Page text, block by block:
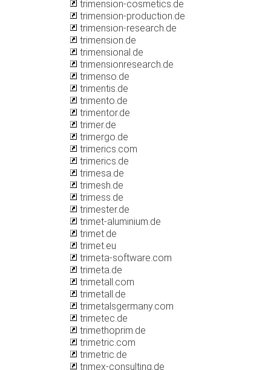
trimension-cosmetics.de
trimension-production.de
trimension-research.de
trimension.de
trimensional.de
trimensionresearch.de
trimenso.de
trimentis.de
trimento.de
trimentor.de
trimer.de
trimergo.de
trimerics.com
trimerics.de
trimesa.de
trimesh.de
trimess.de
trimester.de
trimet-aluminium.de
trimet.de
trimet.eu
trimeta-software.com
trimeta.de
trimetall.com
trimetall.de
trimetalsgermany.com
trimetec.de
trimethoprim.de
trimetric.com
trimetric.de
trimex-consulting.de